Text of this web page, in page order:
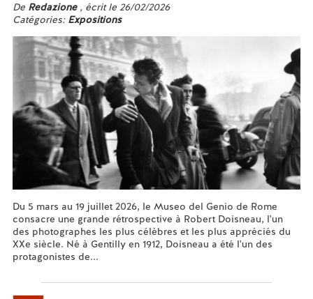
De Redazione , écrit le 26/02/2026
Catégories: Expositions
Du 5 mars au 19 juillet 2026, le Museo del Genio de Rome
consacre une grande rétrospective à Robert Doisneau, l'un
des photographes les plus célèbres et les plus appréciés du
XXe siècle. Né à Gentilly en 1912, Doisneau a été l'un des
protagonistes de...